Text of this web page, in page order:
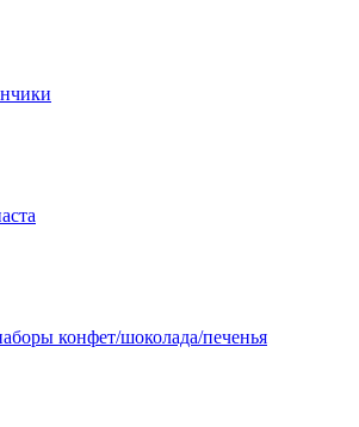
конфет/шоколада/печенья